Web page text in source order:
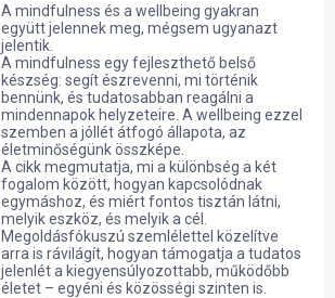
A mindfulness és a wellbeing gyakran
együtt jelennek meg, mégsem ugyanazt
jelentik.
A mindfulness egy fejleszthető belső
készség: segít észrevenni, mi történik
bennünk, és tudatosabban reagálni a
mindennapok helyzeteire. A wellbeing ezzel
szemben a jóllét átfogó állapota, az
életminőségünk összképe.
A cikk megmutatja, mi a különbség a két
fogalom között, hogyan kapcsolódnak
egymáshoz, és miért fontos tisztán látni,
melyik eszköz, és melyik a cél.
Megoldásfókuszú szemlélettel közelítve
arra is rávilágít, hogyan támogatja a tudatos
jelenlét a kiegyensúlyozottabb, működőbb
életet – egyéni és közösségi szinten is.